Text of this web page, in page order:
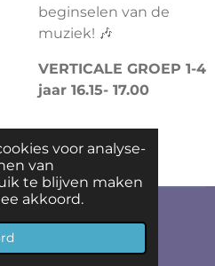
voor analyse-
van
te blijven maken
akkoord.
beginselen van de
muziek! 🎶
VERTICALE GROEP 1-4
jaar 16.15- 17.00